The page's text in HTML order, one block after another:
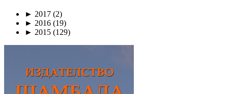
► 2017 (2)
► 2016 (19)
► 2015 (129)